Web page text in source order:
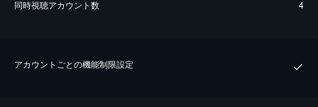
同時視聴アカウント数 4
アカウントごとの機能制限設定